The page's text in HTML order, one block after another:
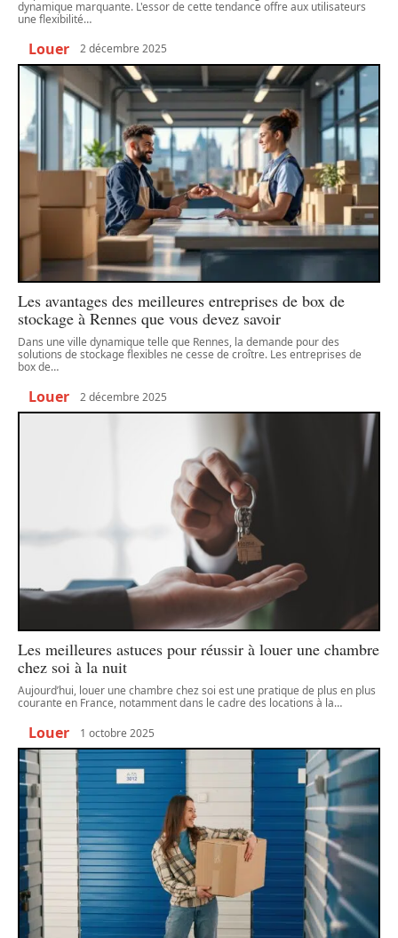
dynamique marquante. L'essor de cette tendance offre aux utilisateurs
une flexibilité…
Louer 2 décembre 2025
Les avantages des meilleures entreprises de box de
stockage à Rennes que vous devez savoir
Dans une ville dynamique telle que Rennes, la demande pour des
solutions de stockage flexibles ne cesse de croître. Les entreprises de
box de…
Louer 2 décembre 2025
Les meilleures astuces pour réussir à louer une chambre
chez soi à la nuit
Aujourd’hui, louer une chambre chez soi est une pratique de plus en plus
courante en France, notamment dans le cadre des locations à la…
Louer 1 octobre 2025